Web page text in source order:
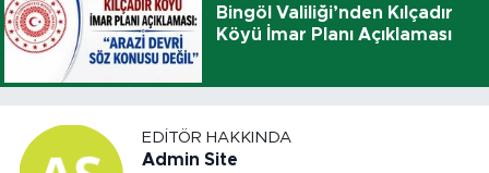
Bingöl Valiliği’nden Kılçadır
Köyü İmar Planı Açıklaması
EDITÖR HAKKINDA
Admin Site